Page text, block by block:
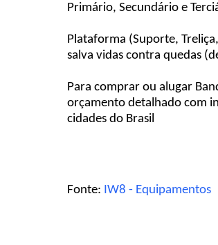
Primário, Secundário e
Plataforma (Suporte,
salva vidas contra quedas
Para comprar ou alugar
orçamento detalhado com
cidades do Brasil
Fonte: IW8 - Equipamentos